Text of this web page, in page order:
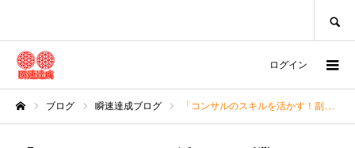
ログイン
ブログ 瞬速達成ブログ 「コンサルのスキルを活かす！副業としてのコンサルバイトの魅力とは？」